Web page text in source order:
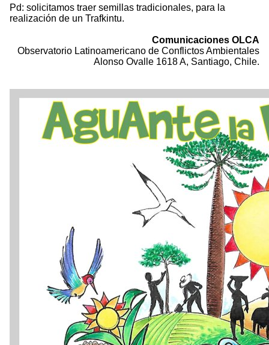
Pd: solicitamos traer semillas tradicionales, para la
realización de un Trafkintu.
Comunicaciones OLCA
Observatorio Latinoamericano de Conflictos Ambientales
Alonso Ovalle 1618 A, Santiago, Chile.